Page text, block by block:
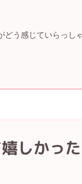
う感じていらっし
しかった